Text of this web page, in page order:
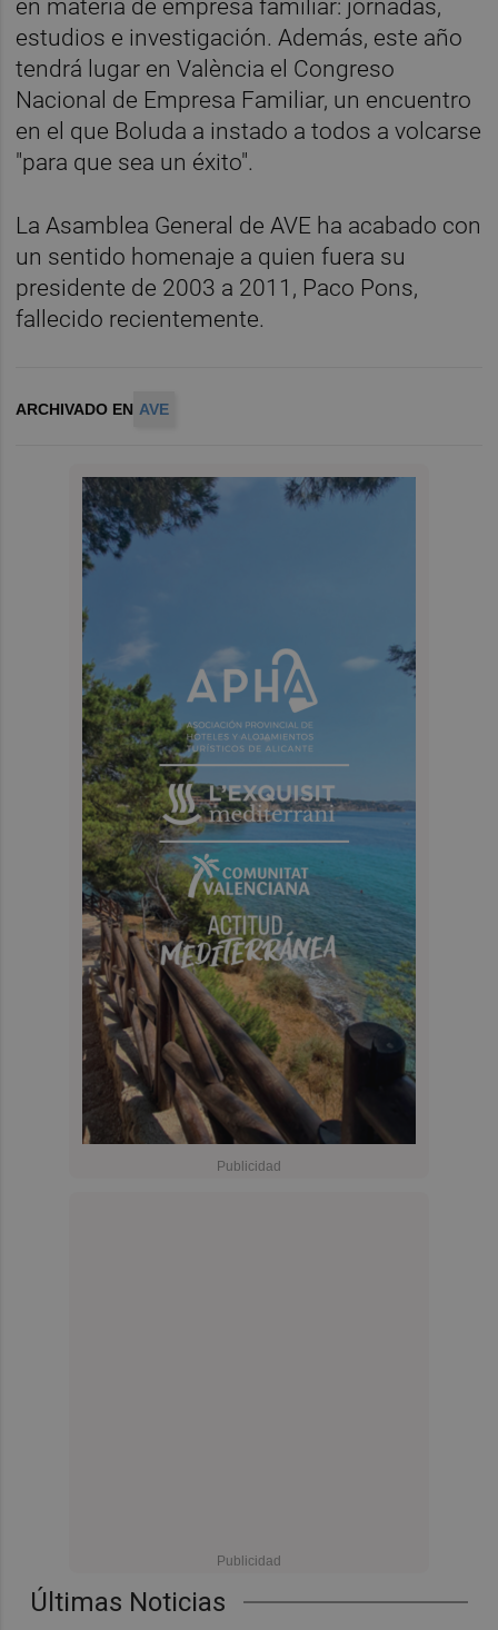
Últimas Noticias
en materia de empresa familiar: jornadas,
estudios e investigación. Además, este año
tendrá lugar en València el Congreso
Nacional de Empresa Familiar, un encuentro
en el que Boluda a instado a todos a volcarse
"para que sea un éxito".
La Asamblea General de AVE ha acabado con
un sentido homenaje a quien fuera su
presidente de 2003 a 2011, Paco Pons,
fallecido recientemente.
ARCHIVADO EN AVE